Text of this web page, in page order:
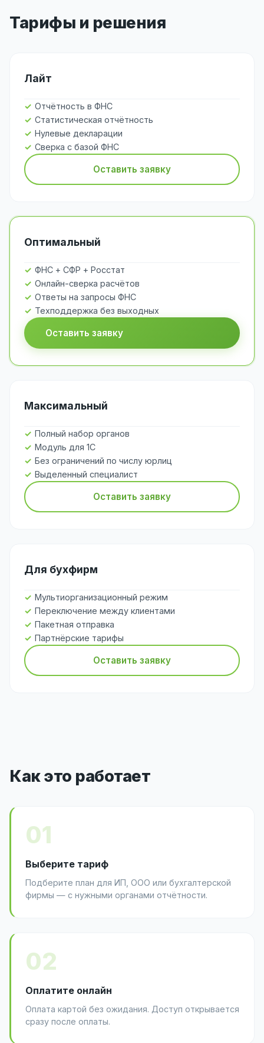
Тарифы и решения
Лайт
Отчётность в ФНС
Статистическая отчётность
Нулевые декларации
Сверка с базой ФНС
Оставить заявку
Оптимальный
ФНС + СФР + Росстат
Онлайн-сверка расчётов
Ответы на запросы ФНС
Техподдержка без выходных
Оставить заявку
Максимальный
Полный набор органов
Модуль для 1С
Без ограничений по числу юрлиц
Выделенный специалист
Оставить заявку
Для бухфирм
Мультиорганизационный режим
Переключение между клиентами
Пакетная отправка
Партнёрские тарифы
Оставить заявку
Как это работает
01
Выберите тариф
Подберите план для ИП, ООО или бухгалтерской
фирмы — с нужными органами отчётности.
02
Оплатите онлайн
Оплата картой без ожидания. Доступ открывается
сразу после оплаты.